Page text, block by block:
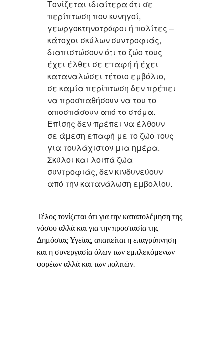
Τονίζεται ιδιαίτερα ότι σε
περίπτωση που κυνηγοί,
γεωργοκτηνοτρόφοι ή πολίτες –
κάτοχοι σκύλων συντροφιάς,
διαπιστώσουν ότι το ζώο τους
έχει έλθει σε επαφή ή έχει
καταναλώσει τέτοιο εμβόλιο,
σε καμία περίπτωση δεν πρέπει
να προσπαθήσουν να του το
αποσπάσουν από το στόμα.
Επίσης δεν πρέπει να έλθουν
σε άμεση επαφή με το ζώο τους
για τουλάχιστον μια ημέρα.
Σκύλοι και λοιπά ζώα
συντροφιάς, δεν κινδυνεύουν
από την κατανάλωση εμβολίου.
Τέλος τονίζεται ότι για την καταπολέμηση της
νόσου αλλά και για την προστασία της
Δημόσιας Υγείας, απαιτείται η επαγρύπνηση
και η συνεργασία όλων των εμπλεκόμενων
φορέων αλλά και των πολιτών.